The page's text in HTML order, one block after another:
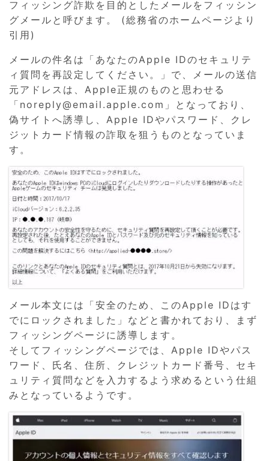
フィッシング詐欺を目的としたメールをフィッシン
グメールと呼びます。 (総務省のホームページより
引用)
メールの件名は「あなたのApple IDのセキュリテ
ィ質問を再設定してください。」で、メールの送信
元アドレスは、Apple正規のものと思わせる
「noreply@email.apple.com」となっており、
偽サイトへ誘導し、Apple IDやパスワード、クレ
ジットカード情報の詐取を狙うものとなっていま
す。
メール本文には「安全のため、このApple IDはす
でにロックされました」などと書かれており、まず
フィッシングページに誘導します。
そしてフィッシングページでは、Apple IDやパス
ワード、氏名、住所、クレジットカード番号、セキ
ュリティ質問などを入力するよう求めるという仕組
みとなっているようです。